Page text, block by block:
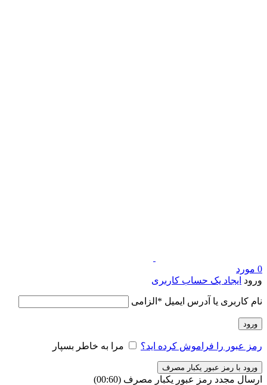
0 مورد
ورود ایجاد یک حساب کاربری
نام کاربری یا آدرس ایمیل * الزامی
ورود
رمز عبور را فراموش کرده اید؟ مرا به خاطر بسپار
ورود با رمز عبور یکبار مصرف
ارسال مجدد رمز عبور یکبار مصرف (00:
60
)